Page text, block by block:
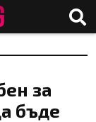
за
бъде